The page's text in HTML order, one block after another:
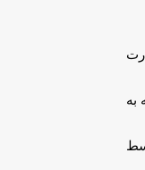
که به
توسط